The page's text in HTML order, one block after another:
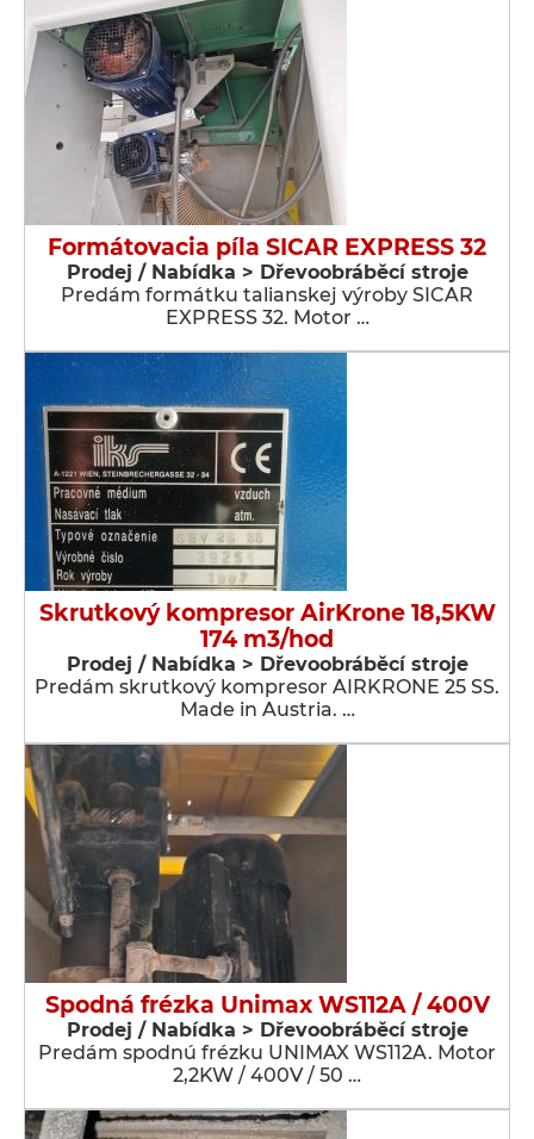
Formátovacia píla SICAR EXPRESS 32
Prodej / Nabídka > Dřevoobráběcí stroje
Predám formátku talianskej výroby SICAR
EXPRESS 32. Motor …
Skrutkový kompresor AirKrone 18,5KW
174 m3/hod
Prodej / Nabídka > Dřevoobráběcí stroje
Predám skrutkový kompresor AIRKRONE 25 SS.
Made in Austria. …
Spodná frézka Unimax WS112A / 400V
Prodej / Nabídka > Dřevoobráběcí stroje
Predám spodnú frézku UNIMAX WS112A. Motor
2,2KW / 400V / 50 …